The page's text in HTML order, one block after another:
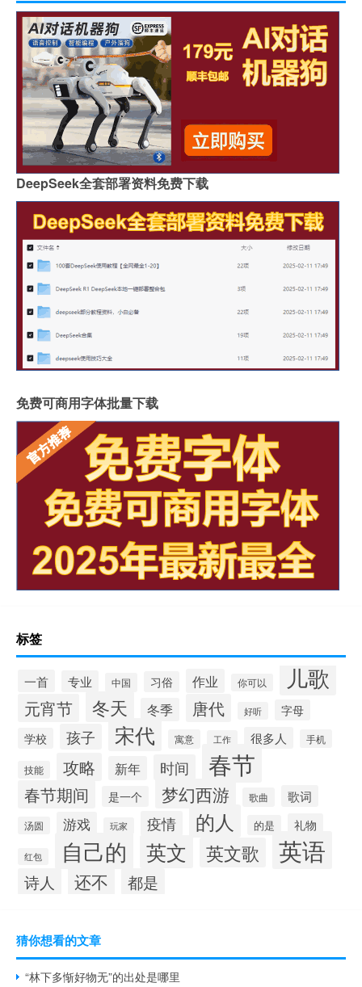
DeepSeek全套部署资料免费下载
免费可商用字体批量下载
标签
一首 专业 中国 习俗 作业 你可以 儿歌
元宵节 冬天 冬季 唐代 好听
字母
学校
孩子 宋代 寓意 工作 很多人 手机
技能 攻略 新年 时间 春节
春节期间 是一个 梦幻西游 歌曲 歌词
汤圆 游戏 玩家 疫情 的人 的是 礼物
红包 自己的 英文 英文歌 英语
诗人 还不 都是
猜你想看的文章
“林下多惭好物无”的出处是哪里